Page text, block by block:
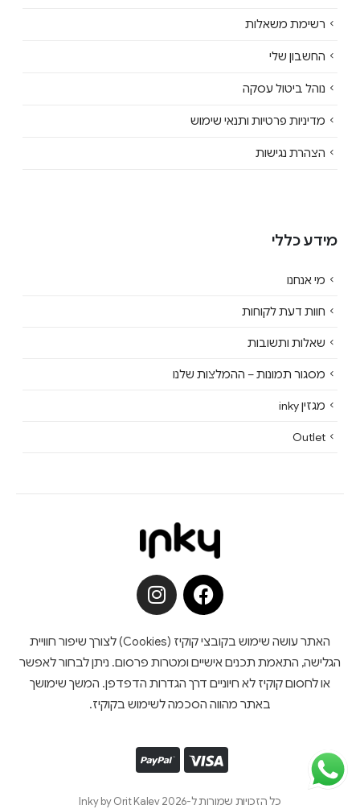
רשימת משאלות
החשבון שלי
נוהל ביטול עסקה
מדיניות פרטיות ותנאי שימוש
הצהרת נגישות
מידע כללי
מי אנחנו
חוות דעת לקוחות
שאלות ותשובות
מסגור תמונות – ההמלצות שלנו
מגזין inky
Outlet
האתר עושה שימוש בקובצי קוקיז (Cookies) לצורך שיפור חוויית
הגלישה, התאמת תכנים אישיים ומטרות פרסום. ניתן לבחור לאפשר
או לחסום קוקיז לא חיוניים דרך הגדרות הדפדפן. המשך שימושך
באתר מהווה הסכמה לשימוש בקוקיז.
כל הזכויות שמורות ל-Inky by Orit Kalev 2026